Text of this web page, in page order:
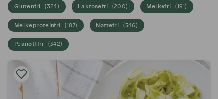
Glutenfri (324) Laktosefri (200) Melkefri (191)
Melkeproteinfri (187) Nøttefri (346)
Peanøttfri (342)